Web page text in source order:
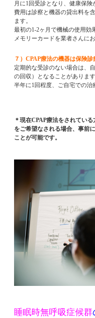
月に1 回受診となり、健康保険
費用は診察と機器の貸出料を含
ます。
最初の1-2ヶ月で機械の使用効
メモリーカードを業者さんに
７） CPAP療法の機器は保険診
定期的な受診のない場合は、
の回収）となることがありま
半年に1 回程度、ご自宅での治
＊現在CPAP療法をされてい
をご希望なされる場合、事前
ことが可能です。
睡眠時無呼吸症候群